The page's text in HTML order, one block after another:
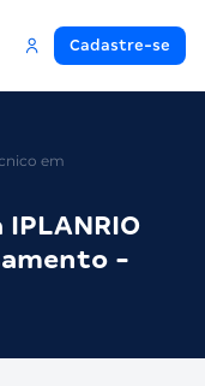
Cadastre-se
em
-